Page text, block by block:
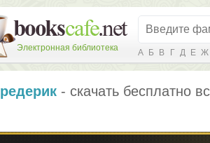
Электронная библиотека А Б В Г Д Е Ж
- скачать бесплатно